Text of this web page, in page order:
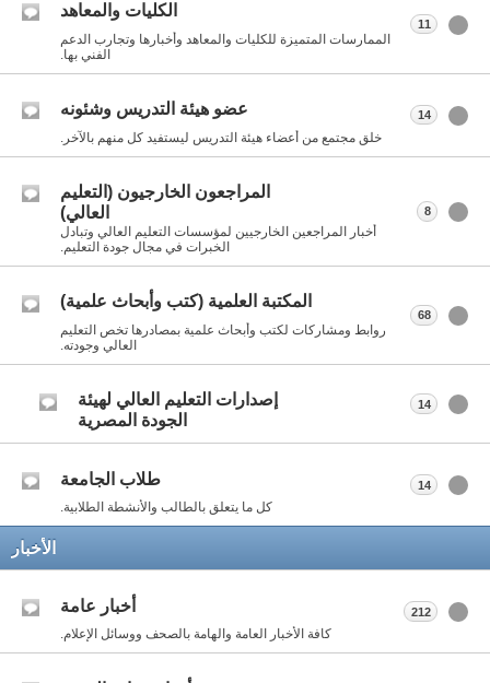
الكليات والمعاهد
الممارسات المتميزة للكليات والمعاهد وأخبارها وتجارب الدعم
الفني بها.
11
عضو هيئة التدريس وشئونه
خلق مجتمع من أعضاء هيئة التدريس ليستفيد كل منهم بالآخر.
14
المراجعون الخارجيون (التعليم
العالي)
أخبار المراجعين الخارجيين لمؤسسات التعليم العالي وتبادل
الخبرات في مجال جودة التعليم.
8
المكتبة العلمية (كتب وأبحاث علمية)
روابط ومشاركات لكتب وأبحاث علمية بمصادرها تخص التعليم
العالي وجودته.
68
إصدارات التعليم العالي لهيئة
الجودة المصرية
14
طلاب الجامعة
كل ما يتعلق بالطالب والأنشطة الطلابية.
14
الأخبار
أخبار عامة
كافة الأخبار العامة والهامة بالصحف ووسائل الإعلام.
212